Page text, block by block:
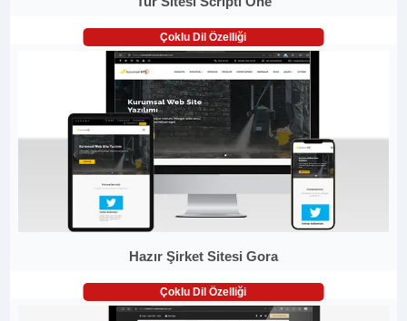
Çoklu Dil Özelliği
Hazır Şirket Sitesi Gora
Çoklu Dil Özelliği